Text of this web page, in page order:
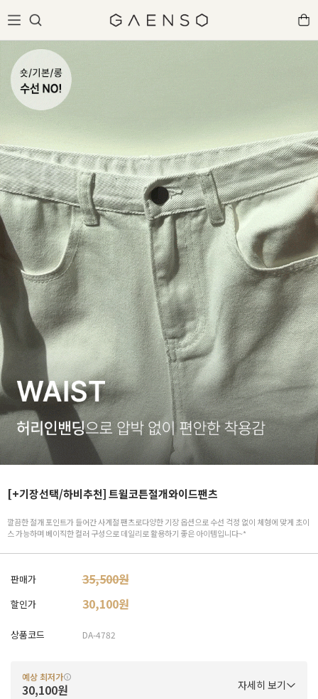
[+기장선택/하비추천] 트윌코튼절개와이드팬츠
깔끔한 절개 포인트가 들어간 사계절 팬츠로다양한 기장 옵션으로 수선 걱정 없이 체형에 맞게 초이
스 가능하며 베이직한 컬러 구성으로 데일리로 활용하기 좋은 아이템입니다~*
판매가 35,500원
할인가 30,100원
상품코드 DA-4782
예상 최저가
30,100원 자세히 보기